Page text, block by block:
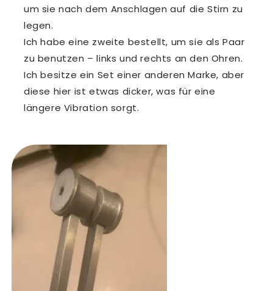
um sie nach dem Anschlagen auf die Stirn zu
legen.
Ich habe eine zweite bestellt, um sie als Paar
zu benutzen – links und rechts an den Ohren.
Ich besitze ein Set einer anderen Marke, aber
diese hier ist etwas dicker, was für eine
längere Vibration sorgt.